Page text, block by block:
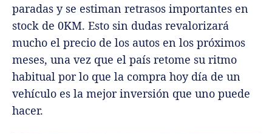
paradas y se estiman retrasos importantes en
stock de 0KM. Esto sin dudas revalorizará
mucho el precio de los autos en los próximos
meses, una vez que el país retome su ritmo
habitual por lo que la compra hoy día de un
vehículo es la mejor inversión que uno puede
hacer.